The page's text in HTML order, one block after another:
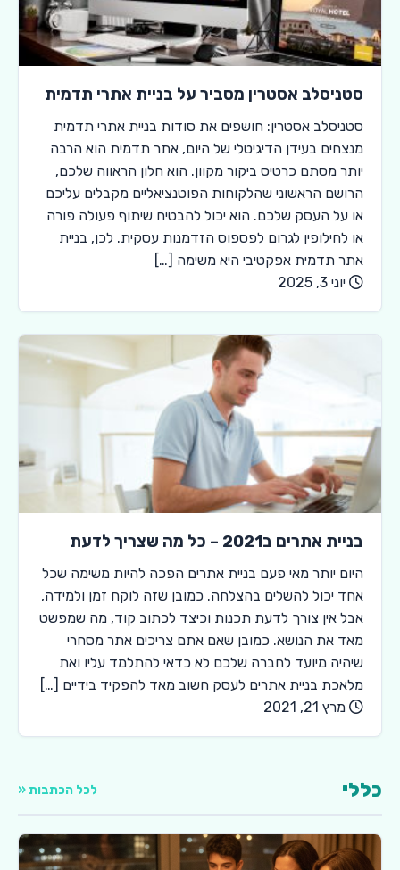
סטניסלב אסטרין מסביר על בניית אתרי תדמית
סטניסלב אסטרין: חושפים את סודות בניית אתרי תדמית
מנצחים בעידן הדיגיטלי של היום, אתר תדמית הוא הרבה
יותר מסתם כרטיס ביקור מקוון. הוא חלון הראווה שלכם,
הרושם הראשוני שהלקוחות הפוטנציאליים מקבלים עליכם
או על העסק שלכם. הוא יכול להבטיח שיתוף פעולה פורה
או לחילופין לגרום לפספוס הזדמנות עסקית. לכן, בניית
אתר תדמית אפקטיבי היא משימה […]
יוני 3, 2025
בניית אתרים ב2021 – כל מה שצריך לדעת
היום יותר מאי פעם בניית אתרים הפכה להיות משימה שכל
אחד יכול להשלים בהצלחה. כמובן שזה לוקח זמן ולמידה,
אבל אין צורך לדעת תכנות וכיצד לכתוב קוד, מה שמפשט
מאד את הנושא. כמובן שאם אתם צריכים אתר מסחרי
שיהיה מיועד לחברה שלכם לא כדאי להתלמד עליו ואת
מלאכת בניית אתרים לעסק חשוב מאד להפקיד בידיים […]
מרץ 21, 2021
כללי לכל הכתבות «